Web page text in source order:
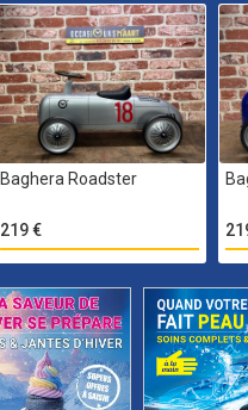
Baghera Roadster
219 €